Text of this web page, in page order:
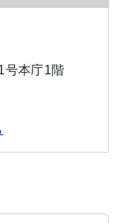
号本庁1階